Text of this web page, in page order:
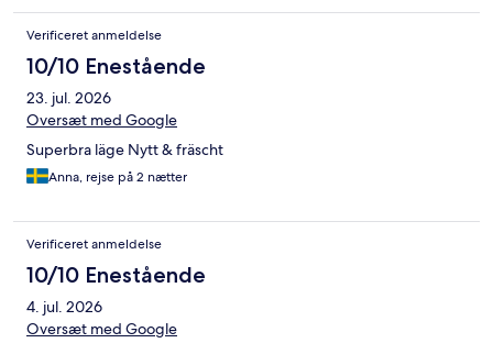
Verificeret anmeldelse
10/10 Enestående
23. jul. 2026
Oversæt med Google
Superbra läge Nytt & fräscht
Anna, rejse på 2 nætter
Verificeret anmeldelse
10/10 Enestående
4. jul. 2026
Oversæt med Google